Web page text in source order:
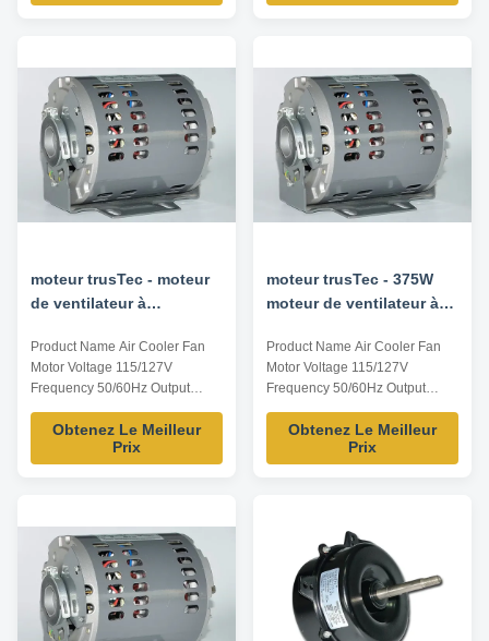
ventilation commerciaux.
can be customized according to
customer requirement. YDK ...
moteur trusTec - moteur
de ventilateur à
550W YDK160-550-4A
Product Name Air Cooler Fan
Motor Voltage 115/127V
Frequency 50/60Hz Output
Power 550W Pole 4P AMPS /
Speed 1425/1725RPM
Insulation Class CL.B Capacitor
can be customized according to
customer requirement. YDK ...
Obtenez Le Meilleur
Prix
moteur trusTec - 375W
moteur de ventilateur à
YDK160-375-4A
Product Name Air Cooler Fan
Motor Voltage 115/127V
Frequency 50/60Hz Output
Power 375W Pole 4P AMPS /
Speed 1425/1725RPM
Insulation Class CL.B Capacitor
can be customized according to
customer requirement. YDK ...
Obtenez Le Meilleur
Prix